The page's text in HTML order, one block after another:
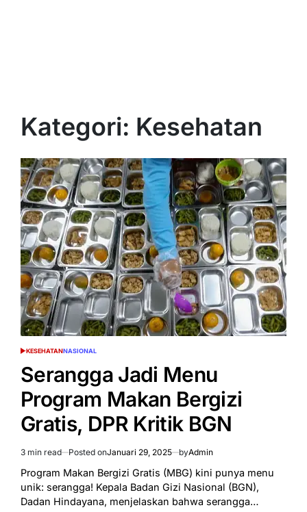
Kategori: Kesehatan
POSTED
KESEHATANNASIONAL
Serangga Jadi Menu
Program Makan Bergizi
Gratis, DPR Kritik BGN
Estimated
read
time
3 min read Posted onJanuari 29, 2025 byAdmin
Program Makan Bergizi Gratis (MBG) kini punya menu
unik: serangga! Kepala Badan Gizi Nasional (BGN),
Dadan Hindayana, menjelaskan bahwa serangga…